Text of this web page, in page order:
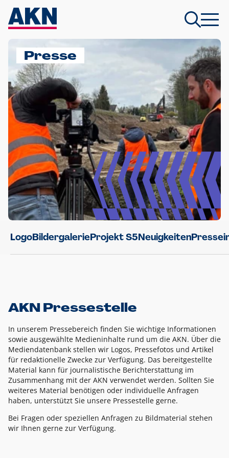
Presse
LogoBildergalerieProjekt S5Neuigkeiten
AKN Pressestelle
In unserem Pressebereich finden Sie wichtige Informationen
sowie ausgewählte Medieninhalte rund um die AKN. Über die
Mediendatenbank stellen wir Logos, Pressefotos und Artikel
für redaktionelle Zwecke zur Verfügung. Das bereitgestellte
Material kann für journalistische Berichterstattung im
Zusammenhang mit der AKN verwendet werden. Sollten Sie
weiteres Material benötigen oder individuelle Anfragen
haben, unterstützt Sie unsere Pressestelle gerne.
Bei Fragen oder speziellen Anfragen zu Bildmaterial stehen
wir Ihnen gerne zur Verfügung.